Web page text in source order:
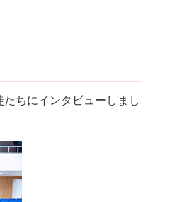
ちにインタビューしまし